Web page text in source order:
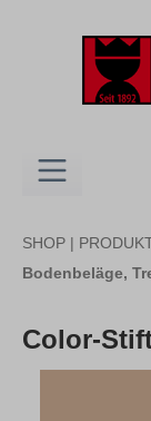
SHOP |
Bodenbeläge,
Color-